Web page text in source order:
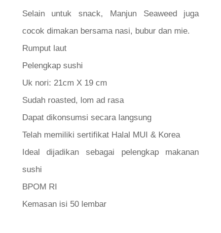
Selain untuk snack, Manjun Seaweed juga
cocok dimakan bersama nasi, bubur dan mie.
Rumput laut
Pelengkap sushi
Uk nori: 21cm X 19 cm
Sudah roasted, lom ad rasa
Dapat dikonsumsi secara langsung
Telah memiliki sertifikat Halal MUI & Korea
Ideal dijadikan sebagai pelengkap makanan
sushi
BPOM RI
Kemasan isi 50 lembar